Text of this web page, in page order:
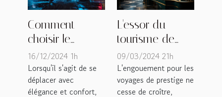
Comment
choisir le
meilleur service
de chauffeur
pour vos
16/12/2024 1h
Lorsqu'il s'agit de se
déplacer avec
élégance et confort,
L'essor du
tourisme de
luxe à travers
les bijouteries
personnalisées
09/03/2024 21h
L'engouement pour les
voyages de prestige ne
cesse de croître,